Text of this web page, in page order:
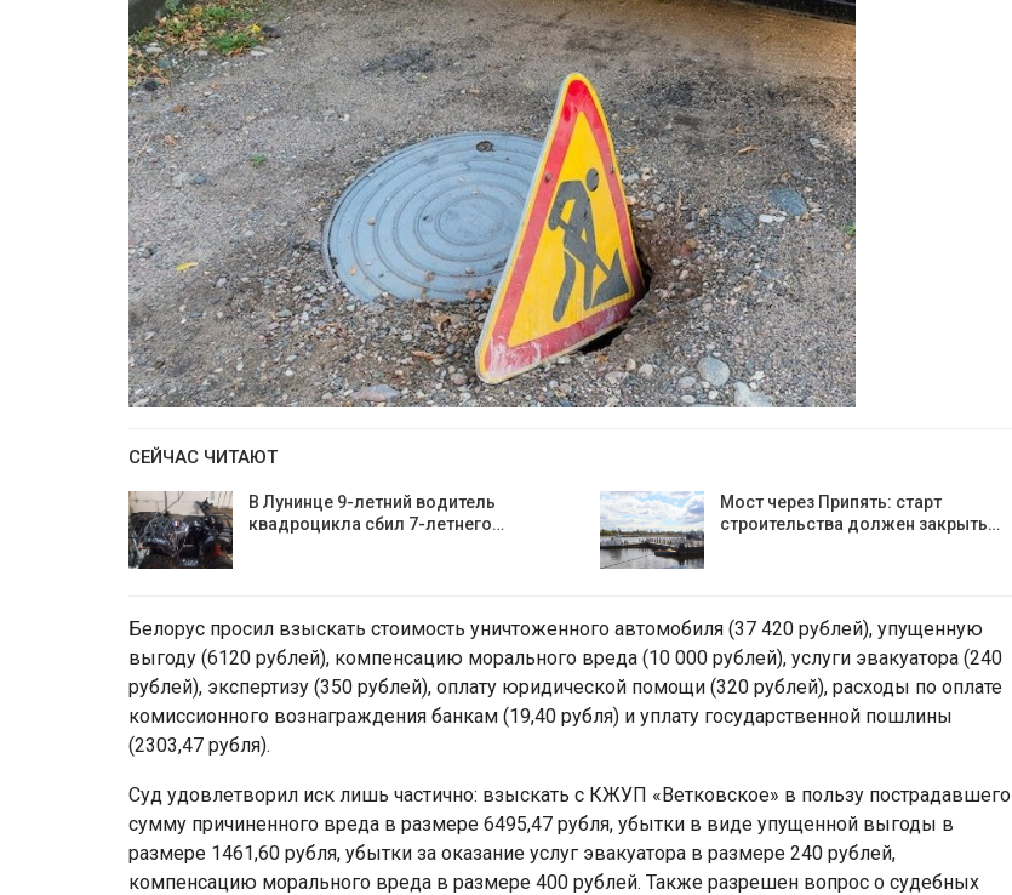
СЕЙЧАС ЧИТАЮТ
В Лунинце 9-летний водитель
квадроцикла сбил 7-летнего…
Мост через Припять: старт
строительства должен закрыть…
Белорус просил взыскать стоимость уничтоженного автомобиля (37 420 рублей), упущенную
выгоду (6120 рублей), компенсацию морального вреда (10 000 рублей), услуги эвакуатора (240
рублей), экспертизу (350 рублей), оплату юридической помощи (320 рублей), расходы по оплате
комиссионного вознаграждения банкам (19,40 рубля) и уплату государственной пошлины
(2303,47 рубля).
Суд удовлетворил иск лишь частично: взыскать с КЖУП «Ветковское» в пользу пострадавшего
сумму причиненного вреда в размере 6495,47 рубля, убытки в виде упущенной выгоды в
размере 1461,60 рубля, убытки за оказание услуг эвакуатора в размере 240 рублей,
компенсацию морального вреда в размере 400 рублей. Также разрешен вопрос о судебных